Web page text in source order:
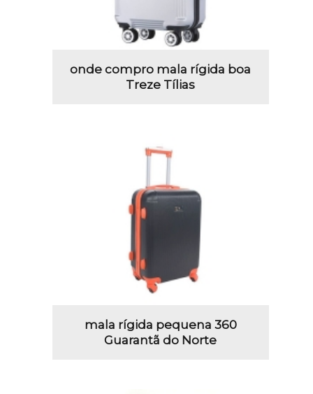
onde compro mala rígida boa
Treze Tílias
mala rígida pequena 360
Guarantã do Norte